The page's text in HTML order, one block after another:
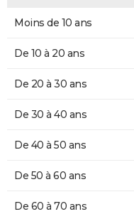
Moins de 10 ans
De 10 à 20 ans
De 20 à 30 ans
De 30 à 40 ans
De 40 à 50 ans
De 50 à 60 ans
De 60 à 70 ans